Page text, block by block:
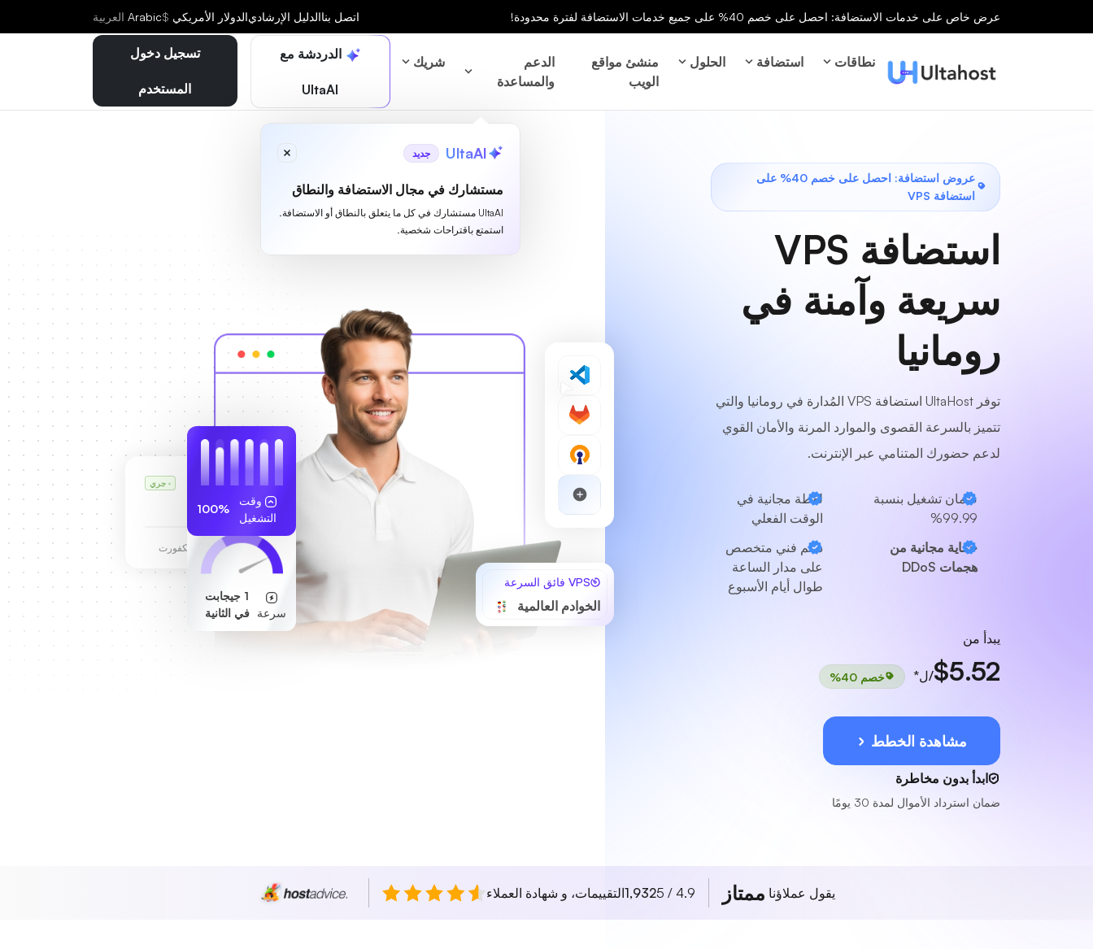
عرض خاص على خدمات الاستضافة: احصل على خصم 40% على جميع خدمات الاستضافة لفترة محدودة! اتصل بناالدليل الإرشاديالدولار الأمريكي $
Arabic العربية
نطاقات استضافة الحلول
منشئ مواقع
الويب
الدعم
والمساعدة
شريك الدردشة مع
UltaAI
UltaAI جديد
مستشارك في مجال الاستضافة والنطاق
UltaAI مستشارك في كل ما يتعلق بالنطاق أو الاستضافة.
استمتع باقتراحات شخصية.
تسجيل دخول
المستخدم
عروض استضافة: احصل على خصم 40% على
استضافة VPS
استضافة VPS
سريعة وآمنة في
رومانيا
توفر UltaHost استضافة VPS المُدارة في رومانيا والتي
تتميز بالسرعة القصوى والموارد المرنة والأمان القوي
لدعم حضورك المتنامي عبر الإنترنت.
ضمان تشغيل بنسبة
99.99%
لقطة مجانية في
الوقت الفعلي
حماية مجانية من
هجمات DDoS
دعم فني متخصص
على مدار الساعة
طوال أيام الأسبوع
يبدأ من
$5.52/ل* خصم 40%
مشاهدة الخطط
ابدأ بدون مخاطرة
ضمان استرداد الأموال لمدة 30 يومًا
VPS كارل جري
255.189.85.19
مركز بيانات فرانكفورت
سرعة
1 جيجابت
في الثانية
وقت
التشغيل
100%
VPS فائق السرعة
الخوادم العالمية
يقول عملاؤنا ممتاز 4.9 / 5
1,932التقييمات، و شهادة العملاء